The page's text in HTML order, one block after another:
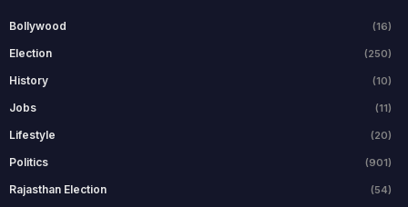
Bollywood (16)
Election (250)
History (10)
Jobs (11)
Lifestyle (20)
Politics (901)
Rajasthan Election (54)